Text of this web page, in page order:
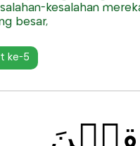
kesalahan
besar,
ke-5